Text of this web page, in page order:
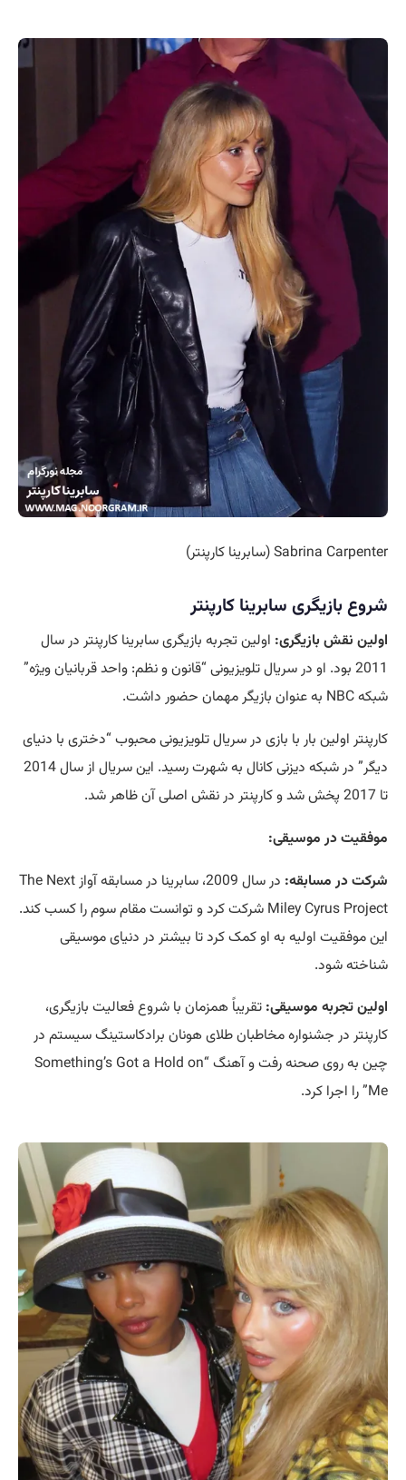
Sabrina Carpenter (سابرینا کارپنتر)
شروع بازیگری سابرینا کارپنتر
اولین نقش بازیگری: اولین تجربه بازیگری سابرینا کارپنتر در سال
2011 بود. او در سریال تلویزیونی “قانون و نظم: واحد قربانیان ویژه”
شبکه NBC به عنوان بازیگر مهمان حضور داشت.
کارپنتر اولین بار با بازی در سریال تلویزیونی محبوب “دختری با دنیای
دیگر” در شبکه دیزنی کانال به شهرت رسید. این سریال از سال 2014
تا 2017 پخش شد و کارپنتر در نقش اصلی آن ظاهر شد.
موفقیت در موسیقی:
شرکت در مسابقه:
در سال 2009، سابرینا در مسابقه آواز The Next
Miley Cyrus Project شرکت کرد و توانست مقام سوم را کسب کند.
این موفقیت اولیه به او کمک کرد تا بیشتر در دنیای موسیقی
شناخته شود.
اولین تجربه موسیقی: تقریباً همزمان با شروع فعالیت بازیگری،
کارپنتر در جشنواره مخاطبان طلای هونان برادکاستینگ سیستم در
چین به روی صحنه رفت و آهنگ “Something’s Got a Hold on
Me” را اجرا کرد.